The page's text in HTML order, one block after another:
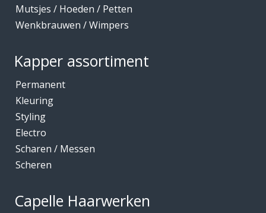
Mutsjes / Hoeden / Petten
Wenkbrauwen / Wimpers
Kapper assortiment
Permanent
Kleuring
Styling
Electro
Scharen / Messen
Scheren
Capelle Haarwerken